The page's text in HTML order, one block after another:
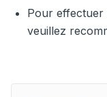
Pour effectuer
veuillez